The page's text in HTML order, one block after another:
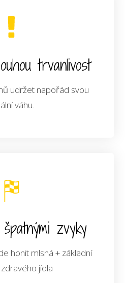
trvanlivost
udržet napořád svou
váhu.
zvyky
honit mlsná + základní
jídla